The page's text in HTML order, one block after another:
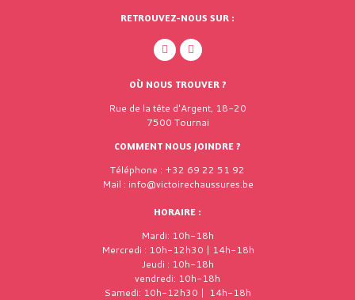
RETROUVEZ-NOUS SUR :
OÙ NOUS TROUVER ?
Rue de la tête d'Argent, 18-20
7500 Tournai
COMMENT NOUS JOINDRE ?
Téléphone : +32 69 22 51 92
Mail : info@victoirechaussures.be
HORAIRE :
Mardi: 10h-18h
Mercredi : 10h-12h30 | 14h-18h
Jeudi : 10h-18h
vendredi: 10h-18h
Samedi: 10h-12h30 | 14h-18h